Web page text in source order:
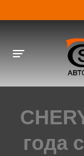
Toggle
года